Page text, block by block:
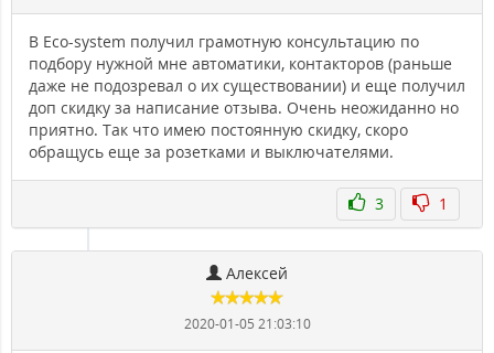
В Eco-system получил грамотную консультацию по
подбору нужной мне автоматики, контакторов (раньше
даже не подозревал о их существовании) и еще получил
доп скидку за написание отзыва. Очень неожиданно но
приятно. Так что имею постоянную скидку, скоро
обращусь еще за розетками и выключателями.
3 1
Алексей
2020-01-05 21:03:10